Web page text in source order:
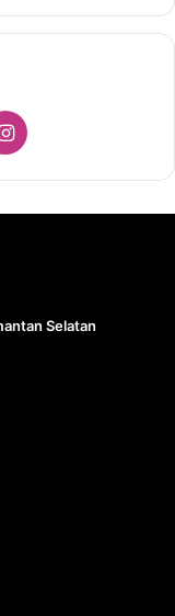
Instagram
Selatan